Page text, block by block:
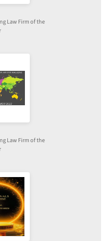
Law Firm of the
Law Firm of the